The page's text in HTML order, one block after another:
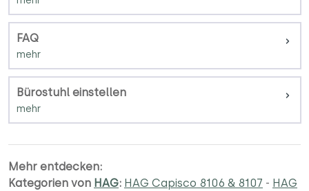
FAQ
Bürostuhl einstellen
Mehr entdecken:
Kategorien von HAG: HAG Capisco 8106 & 8107 - HAG